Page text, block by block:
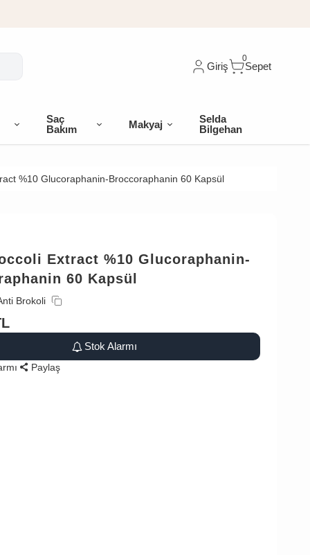
Giriş
0
Sepet
Saç
Bakım
Makyaj
Selda
Bilgehan
%10 Glucoraphanin-Broccoraphanin 60 Kapsül
Extract %10 Glucoraphanin-
60 Kapsül
Brokoli
Stok Alarmı
Paylaş